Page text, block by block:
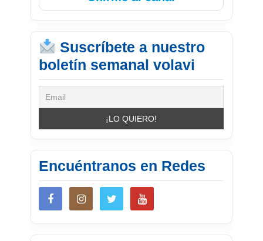
Suscríbete a nuestro
boletín semanal volavi
Encuéntranos en Redes